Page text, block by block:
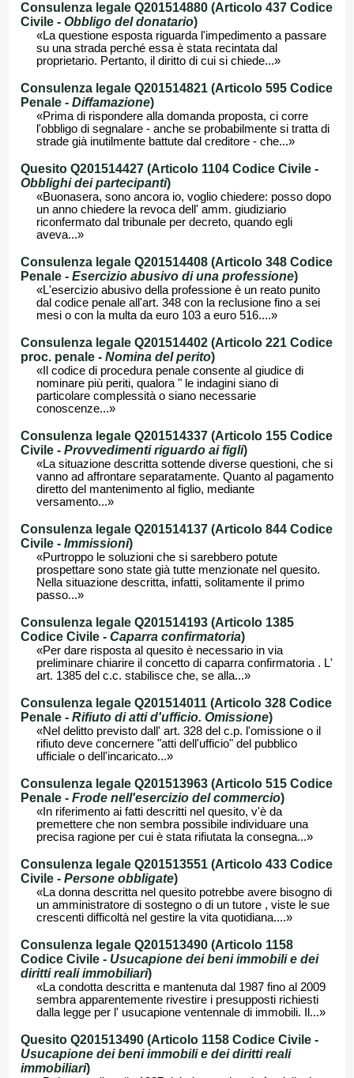
Consulenza legale Q201514880 (Articolo 437 Codice
Civile - Obbligo del donatario)
«La questione esposta riguarda l'impedimento a passare
su una strada perché essa è stata recintata dal
proprietario. Pertanto, il diritto di cui si chiede...»
Consulenza legale Q201514821 (Articolo 595 Codice
Penale - Diffamazione)
«Prima di rispondere alla domanda proposta, ci corre
l'obbligo di segnalare - anche se probabilmente si tratta di
strade già inutilmente battute dal creditore - che...»
Quesito Q201514427 (Articolo 1104 Codice Civile -
Obblighi dei partecipanti)
«Buonasera, sono ancora io, voglio chiedere: posso dopo
un anno chiedere la revoca dell' amm. giudiziario
riconfermato dal tribunale per decreto, quando egli
aveva...»
Consulenza legale Q201514408 (Articolo 348 Codice
Penale - Esercizio abusivo di una professione)
«L'esercizio abusivo della professione è un reato punito
dal codice penale all'art. 348 con la reclusione fino a sei
mesi o con la multa da euro 103 a euro 516....»
Consulenza legale Q201514402 (Articolo 221 Codice
proc. penale - Nomina del perito)
«Il codice di procedura penale consente al giudice di
nominare più periti, qualora " le indagini siano di
particolare complessità o siano necessarie
conoscenze...»
Consulenza legale Q201514337 (Articolo 155 Codice
Civile - Provvedimenti riguardo ai figli)
«La situazione descritta sottende diverse questioni, che si
vanno ad affrontare separatamente. Quanto al pagamento
diretto del mantenimento al figlio, mediante
versamento...»
Consulenza legale Q201514137 (Articolo 844 Codice
Civile - Immissioni)
«Purtroppo le soluzioni che si sarebbero potute
prospettare sono state già tutte menzionate nel quesito.
Nella situazione descritta, infatti, solitamente il primo
passo...»
Consulenza legale Q201514193 (Articolo 1385
Codice Civile - Caparra confirmatoria)
«Per dare risposta al quesito è necessario in via
preliminare chiarire il concetto di caparra confirmatoria . L'
art. 1385 del c.c. stabilisce che, se alla...»
Consulenza legale Q201514011 (Articolo 328 Codice
Penale - Rifiuto di atti d'ufficio. Omissione)
«Nel delitto previsto dall' art. 328 del c.p. l'omissione o il
rifiuto deve concernere "atti dell'ufficio" del pubblico
ufficiale o dell'incaricato...»
Consulenza legale Q201513963 (Articolo 515 Codice
Penale - Frode nell'esercizio del commercio)
«In riferimento ai fatti descritti nel quesito, v'è da
premettere che non sembra possibile individuare una
precisa ragione per cui è stata rifiutata la consegna...»
Consulenza legale Q201513551 (Articolo 433 Codice
Civile - Persone obbligate)
«La donna descritta nel quesito potrebbe avere bisogno di
un amministratore di sostegno o di un tutore , viste le sue
crescenti difficoltà nel gestire la vita quotidiana....»
Consulenza legale Q201513490 (Articolo 1158
Codice Civile - Usucapione dei beni immobili e dei
diritti reali immobiliari)
«La condotta descritta e mantenuta dal 1987 fino al 2009
sembra apparentemente rivestire i presupposti richiesti
dalla legge per l' usucapione ventennale di immobili. Il...»
Quesito Q201513490 (Articolo 1158 Codice Civile -
Usucapione dei beni immobili e dei diritti reali
immobiliari)